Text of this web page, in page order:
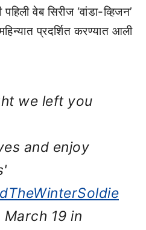
वेब सिरीज ‘वांडा-व्हिजन’
प्रदर्शित करण्यात आली
we left you
and enjoy
19 in